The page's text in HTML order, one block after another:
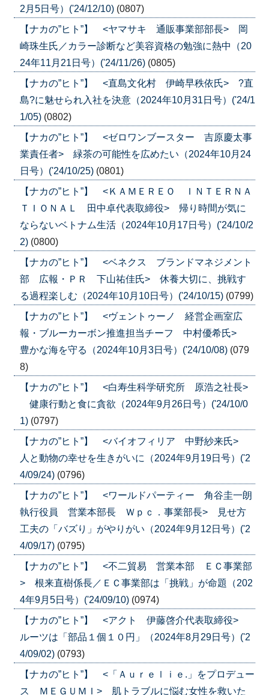
2月5日号）('24/12/10) (0807)
【ナカの”ヒト”】 <ヤマサキ 通販事業部部長> 岡
崎珠生氏／カラー診断など美容資格の勉強に熱中（20
24年11月21日号）('24/11/26) (0805)
【ナカの”ヒト”】 <直島文化村 伊崎早秩依氏> ?直
島?に魅せられ入社を決意（2024年10月31日号）('24/1
1/05) (0802)
【ナカの”ヒト”】 <ゼロワンブースター 吉原慶太事
業責任者> 緑茶の可能性を広めたい（2024年10月24
日号）('24/10/25) (0801)
【ナカの”ヒト”】 <ＫＡＭＥＲＥＯ ＩＮＴＥＲＮＡ
ＴＩＯＮＡＬ 田中卓代表取締役> 帰り時間が気に
ならないベトナム生活（2024年10月17日号）('24/10/2
2) (0800)
【ナカの”ヒト”】 <ベネクス ブランドマネジメント
部 広報・ＰＲ 下山祐佳氏> 休養大切に、挑戦す
る過程楽しむ（2024年10月10日号）('24/10/15) (0799)
【ナカの”ヒト”】 <ヴェントゥーノ 経営企画室広
報・ブルーカーボン推進担当チーフ 中村優希氏>
豊かな海を守る（2024年10月3日号）('24/10/08) (079
8)
【ナカの”ヒト”】 <白寿生科学研究所 原浩之社長>
健康行動と食に貪欲（2024年9月26日号）('24/10/0
1) (0797)
【ナカの”ヒト”】 <バイオフィリア 中野紗来氏>
人と動物の幸せを生きがいに（2024年9月19日号）('2
4/09/24) (0796)
【ナカの”ヒト”】 <ワールドパーティー 角谷圭一朗
執行役員 営業本部長 Ｗｐｃ．事業部長> 見せ方
工夫の「バズり」がやりがい（2024年9月12日号）('2
4/09/17) (0795)
【ナカの”ヒト”】 <不二貿易 営業本部 ＥＣ事業部
> 根来直樹係長／ＥＣ事業部は「挑戦」が命題（202
4年9月5日号）('24/09/10) (0974)
【ナカの”ヒト”】 <アクト 伊藤啓介代表取締役>
ルーツは「部品１個１０円」（2024年8月29日号）('2
4/09/02) (0793)
【ナカの”ヒト”】 <「Ａｕｒｅｌｉｅ.」をプロデュー
ス ＭＥＧＵＭＩ> 肌トラブルに悩む女性を救いた